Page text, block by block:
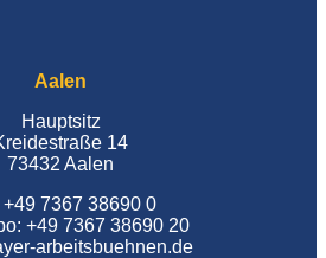
Aalen
Hauptsitz
14
73432 Aalen
+49 7367 38690 0
+49 7367 38690 20
arbeitsbuehnen.de